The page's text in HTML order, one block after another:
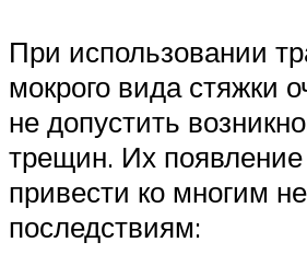
При использовании
мокрого вида стяжки
не допустить
трещин. Их
привести ко многим
последствиям: